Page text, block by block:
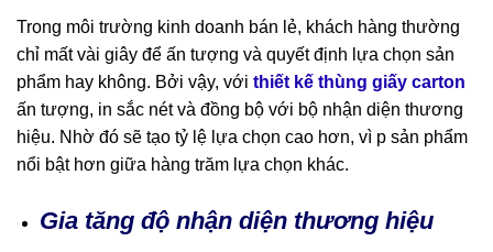
Trong môi trường kinh doanh bán lẻ, khách hàng thường
chỉ mất vài giây để ấn tượng và quyết định lựa chọn sản
phẩm hay không. Bởi vậy, với thiết kế thùng giấy carton
ấn tượng, in sắc nét và đồng bộ với bộ nhận diện thương
hiệu. Nhờ đó sẽ tạo tỷ lệ lựa chọn cao hơn, vì p sản phẩm
nổi bật hơn giữa hàng trăm lựa chọn khác.
Gia tăng độ nhận diện thương hiệu